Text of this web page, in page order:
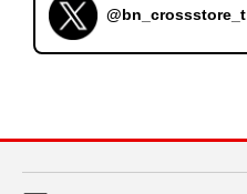
@bn_crossstore_t